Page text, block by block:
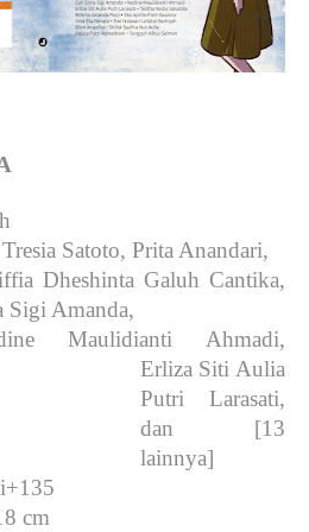
Satoto, Prita Anandari,
Dheshinta Galuh Cantika,
Sigi Amanda,
Maulidianti Ahmadi,
Erliza Siti Aulia
Putri Larasati,
dan [13
lainnya]
cm